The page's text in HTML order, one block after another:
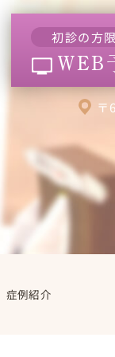
初診の方
WEB
〒
症例紹介